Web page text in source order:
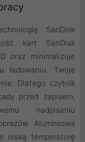
SanDisk
kart SanDisk
oraz minimalizuje
ładowaniu. Twoje
Dlatego czytnik
przed zapisem,
nadpisaniu
Aluminiowa
niską temperaturę